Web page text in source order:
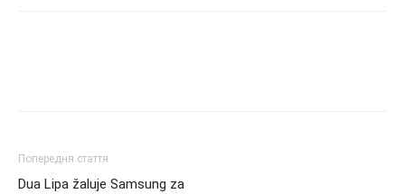
Попередня стаття
Dua Lipa žaluje Samsung za